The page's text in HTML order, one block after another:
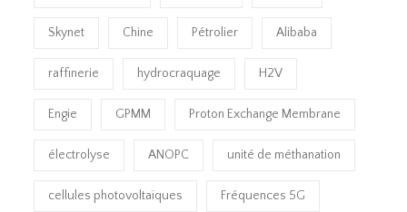
Skynet Chine Pétrolier Alibaba
raffinerie hydrocraquage H2V
Engie GPMM Proton Exchange Membrane
électrolyse ANOPC unité de méthanation
cellules photovoltaïques Fréquences 5G